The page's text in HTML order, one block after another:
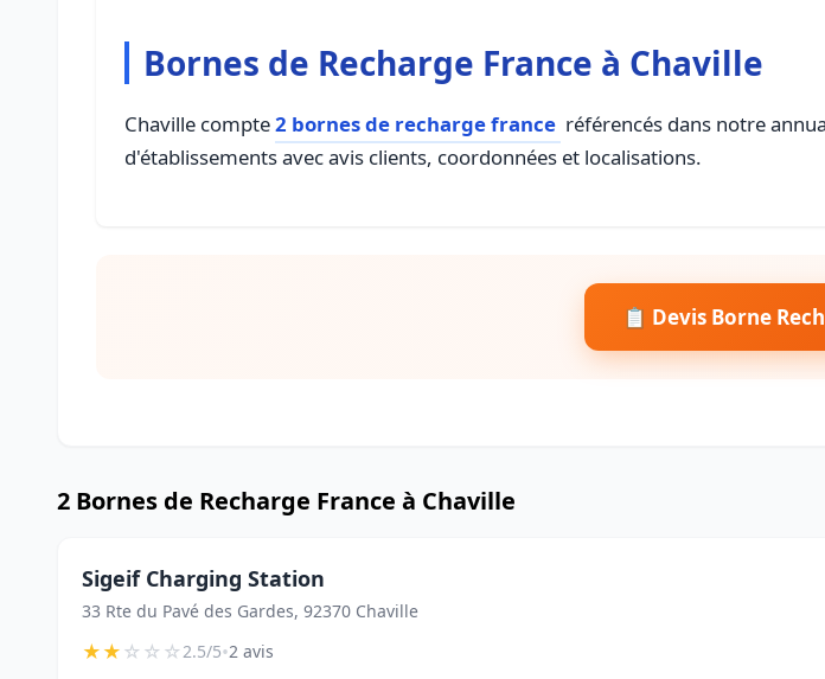
Bornes de Recharge France à Chaville
Chaville compte2 bornes de recharge france référencés dans notre
d'établissements avec avis clients, coordonnées et localisations.
📋 Devis Borne
2 Bornes de Recharge France à Chaville
Sigeif Charging Station
33 Rte du Pavé des Gardes, 92370 Chaville
★★☆☆☆2.5/5•2 avis